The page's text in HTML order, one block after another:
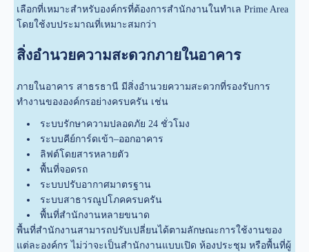
เลือกที่เหมาะสำหรับองค์กรที่ต้องการสำนักงานในทำเล Prime Area
โดยใช้งบประมาณที่เหมาะสมกว่า
สิ่งอำนวยความสะดวกภายในอาคาร
ภายในอาคาร สาธรธานี มีสิ่งอำนวยความสะดวกที่รองรับการ
ทำงานขององค์กรอย่างครบครัน เช่น
ระบบรักษาความปลอดภัย 24 ชั่วโมง
ระบบคีย์การ์ดเข้า–ออกอาคาร
ลิฟต์โดยสารหลายตัว
พื้นที่จอดรถ
ระบบปรับอากาศมาตรฐาน
ระบบสาธารณูปโภคครบครัน
พื้นที่สำนักงานหลายขนาด
พื้นที่สำนักงานสามารถปรับเปลี่ยนได้ตามลักษณะการใช้งานของ
แต่ละองค์กร ไม่ว่าจะเป็นสำนักงานแบบเปิด ห้องประชุม หรือพื้นที่ผู้